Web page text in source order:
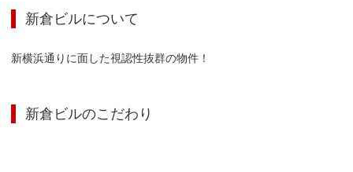
新倉ビルについて
新横浜通りに面した視認性抜群の物件！
新倉ビルのこだわり